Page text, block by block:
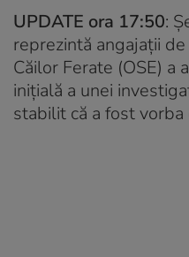
UPDATE ora 17:50:
reprezintă angajații
Căilor Ferate (OSE) a
inițială a unei
stabilit că a fost vorba